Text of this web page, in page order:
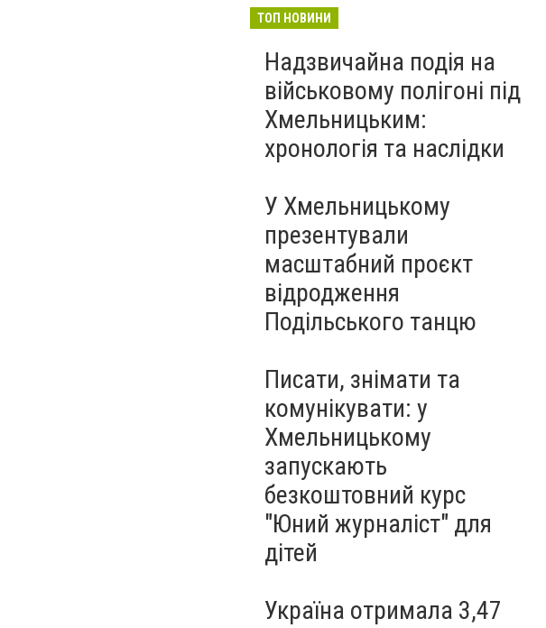
протипухлинному центрі
запрацював новий
томограф
Паперовий флот замість
Чорноморського: як реальні
втрати Росії перетворилися
на дитячу аплікацію
23:42
27 липня
ТОП НОВИНИ
Надзвичайна подія на
військовому полігоні під
Хмельницьким:
хронологія та наслідки
У Хмельницькому
презентували
масштабний проєкт
відродження
Подільського танцю
Писати, знімати та
комунікувати: у
Хмельницькому
запускають
безкоштовний курс
"Юний журналіст" для
дітей
Україна отримала 3,47